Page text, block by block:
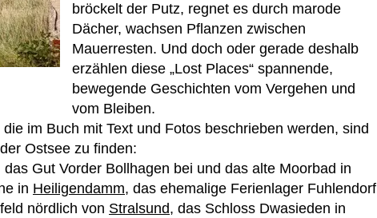
bröckelt der Putz, regnet es durch marode
Dächer, wachsen Pflanzen zwischen
Mauerresten. Und doch oder gerade deshalb
erzählen diese „Lost Places“ spannende,
bewegende Geschichten vom Vergehen und
vom Bleiben.
im Buch mit Text und Fotos beschrieben werden, sind
Ostsee zu finden:
das Gut Vorder Bollhagen bei und das alte Moorbad in
in Heiligendamm, das ehemalige Ferienlager Fuhlendorf
nördlich von Stralsund, das Schloss Dwasieden in